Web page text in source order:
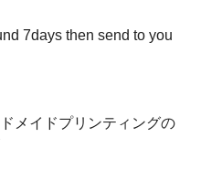
7days then send to you
メイドプリンティングの